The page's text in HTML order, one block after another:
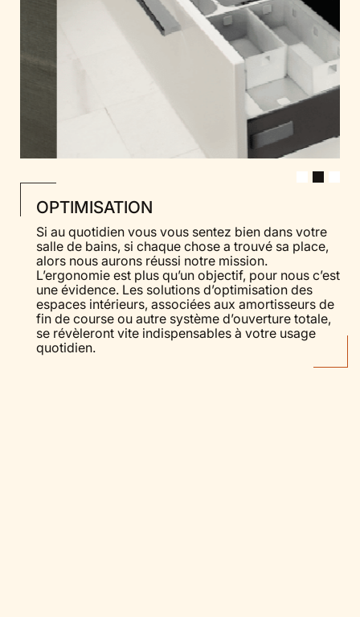
OPTIMISATION
Si au quotidien vous vous sentez bien dans votre
salle de bains, si chaque chose a trouvé sa place,
alors nous aurons réussi notre mission.
L’ergonomie est plus qu’un objectif, pour nous c’est
une évidence. Les solutions d’optimisation des
espaces intérieurs, associées aux amortisseurs de
fin de course ou autre système d’ouverture totale,
se révèleront vite indispensables à votre usage
quotidien.